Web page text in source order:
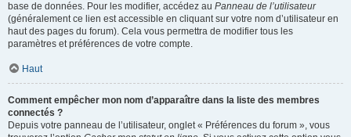
base de données. Pour les modifier, accédez au Panneau de l’utilisateur
(généralement ce lien est accessible en cliquant sur votre nom d’utilisateur en
haut des pages du forum). Cela vous permettra de modifier tous les
paramètres et préférences de votre compte.
Haut
Comment empêcher mon nom d’apparaître dans la liste des membres
connectés ?
Depuis votre panneau de l’utilisateur, onglet « Préférences du forum », vous